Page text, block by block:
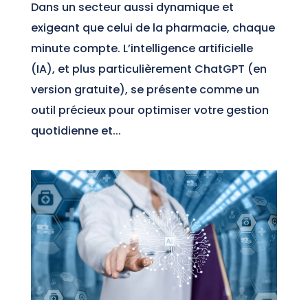
Dans un secteur aussi dynamique et
exigeant que celui de la pharmacie, chaque
minute compte. L’intelligence artificielle
(IA), et plus particulièrement ChatGPT (en
version gratuite), se présente comme un
outil précieux pour optimiser votre gestion
quotidienne et...